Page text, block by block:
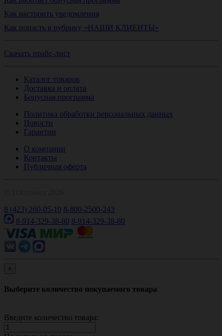
Как настроить уведомления
Как попасть в рубрику «НАШИ КЛИЕНТЫ»
Скачать прайс-лист
Каталог товаров
Доставка и оплата
Бонусная программа
Политика обработки персональных данных
Новости
Гарантии
О компании
Контакты
Публичная оферта
8 (423) 260-05-10 8-800-2500-243
8-914-329-38-80 8-914-329-38-80
×
Выберите количество покупаемого товара
Введите количество товара: